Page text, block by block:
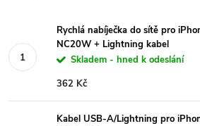
Rychlá nabíječka do sítě pro
NC20W + Lightning kabel
Skladem - hned k odeslání
362 Kč
Kabel USB-A/Lightning pro